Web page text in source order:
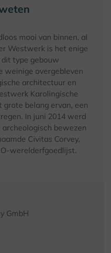
mooi van binnen, al
Westwerk is het enige
type gebouw
weinige overgebleven
architectuur en
Karolingische
belang ervan, een
In juni 2014 werd
bewezen
Civitas Corvey,
werelderfgoedlijst.
GmbH